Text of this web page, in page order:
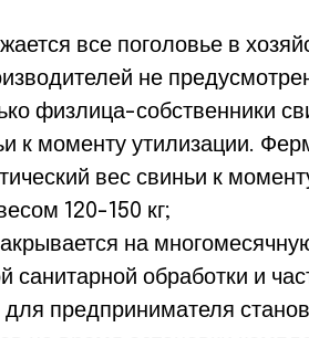
все поголовье в
не
физлица-собственники
к моменту утилизации.
вес свиньи к
120-150 кг;
на
обработки и
предпринимателя